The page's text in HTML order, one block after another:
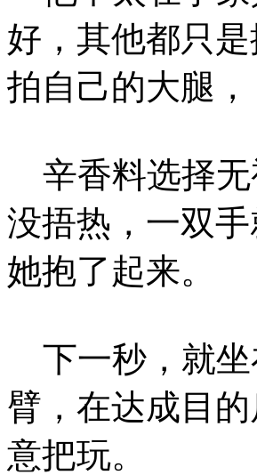
好，其他都只
拍自己的大腿
辛香料选择无
没捂热，一双
她抱了起来。
下一秒，就坐
臂，在达成目
意把玩。